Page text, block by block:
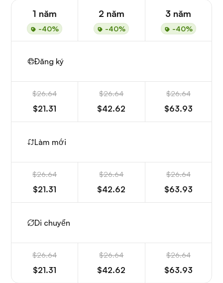
1 năm
-40%
2 năm
-40%
3 năm
-40%
Đăng ký
$26.64
$21.31
$26.64
$42.62
$26.64
$63.93
Làm mới
$26.64
$21.31
$26.64
$42.62
$26.64
$63.93
Di chuyển
$26.64
$21.31
$26.64
$42.62
$26.64
$63.93